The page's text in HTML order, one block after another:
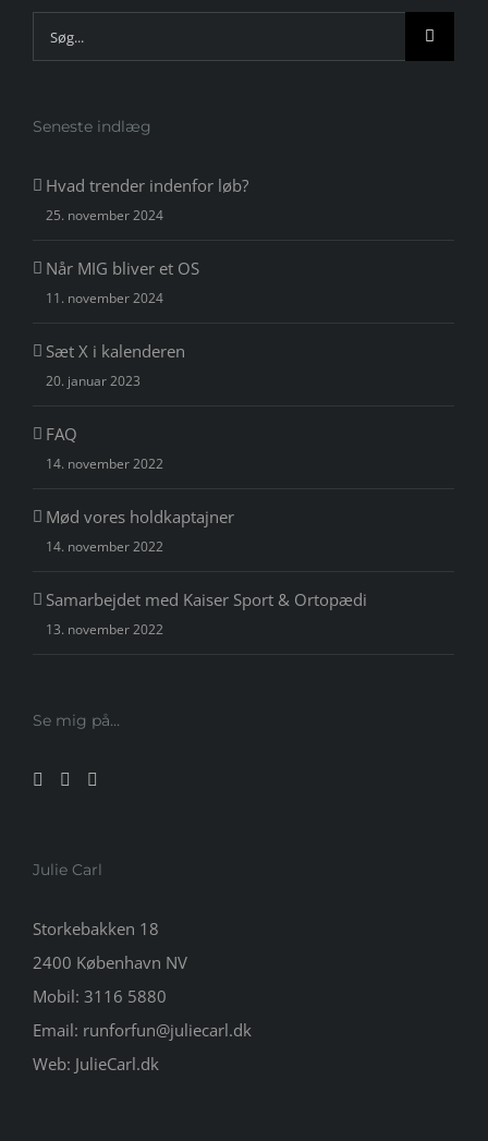
Søg
efter:
Seneste indlæg
Hvad trender indenfor løb?
25. november 2024
Når MIG bliver et OS
11. november 2024
Sæt X i kalenderen
20. januar 2023
FAQ
14. november 2022
Mød vores holdkaptajner
14. november 2022
Samarbejdet med Kaiser Sport & Ortopædi
13. november 2022
Se mig på…
Julie Carl
Storkebakken 18
2400 København NV
Mobil: 3116 5880
Email: runforfun@juliecarl.dk
Web: JulieCarl.dk